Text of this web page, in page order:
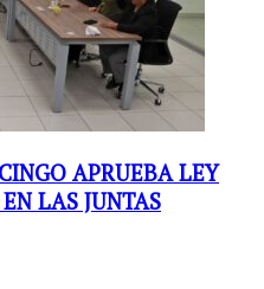
APRUEBA LEY
LAS JUNTAS